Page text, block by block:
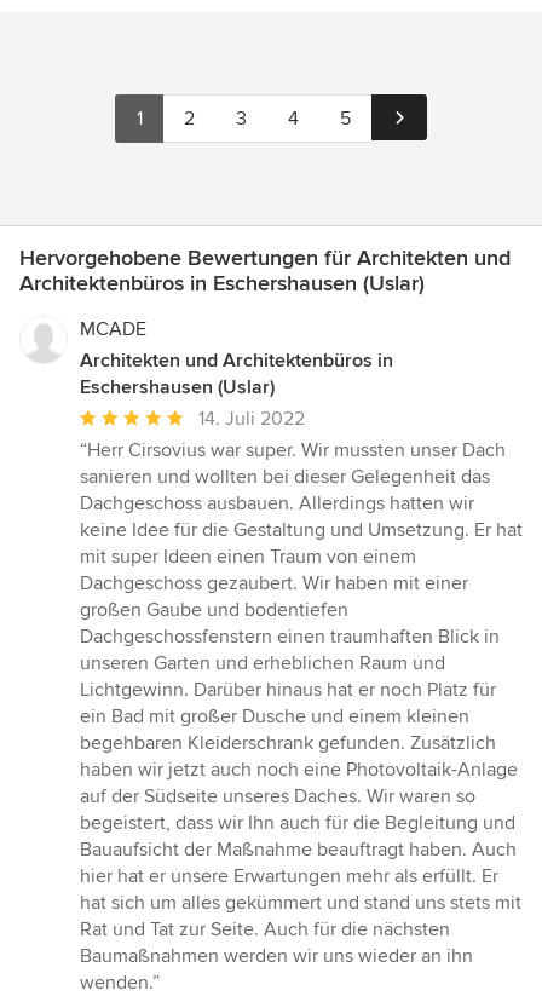
1 2 3 4 5
Hervorgehobene Bewertungen für Architekten und
Architektenbüros in Eschershausen (Uslar)
MCADE
Architekten und Architektenbüros in
Eschershausen (Uslar)
Durchschnittliche
Bewertung:
5
von
5
Sternen
14. Juli 2022
“Herr Cirsovius war super. Wir mussten unser Dach
sanieren und wollten bei dieser Gelegenheit das
Dachgeschoss ausbauen. Allerdings hatten wir
keine Idee für die Gestaltung und Umsetzung. Er hat
mit super Ideen einen Traum von einem
Dachgeschoss gezaubert. Wir haben mit einer
großen Gaube und bodentiefen
Dachgeschossfenstern einen traumhaften Blick in
unseren Garten und erheblichen Raum und
Lichtgewinn. Darüber hinaus hat er noch Platz für
ein Bad mit großer Dusche und einem kleinen
begehbaren Kleiderschrank gefunden. Zusätzlich
haben wir jetzt auch noch eine Photovoltaik-Anlage
auf der Südseite unseres Daches. Wir waren so
begeistert, dass wir Ihn auch für die Begleitung und
Bauaufsicht der Maßnahme beauftragt haben. Auch
hier hat er unsere Erwartungen mehr als erfüllt. Er
hat sich um alles gekümmert und stand uns stets mit
Rat und Tat zur Seite. Auch für die nächsten
Baumaßnahmen werden wir uns wieder an ihn
wenden.”